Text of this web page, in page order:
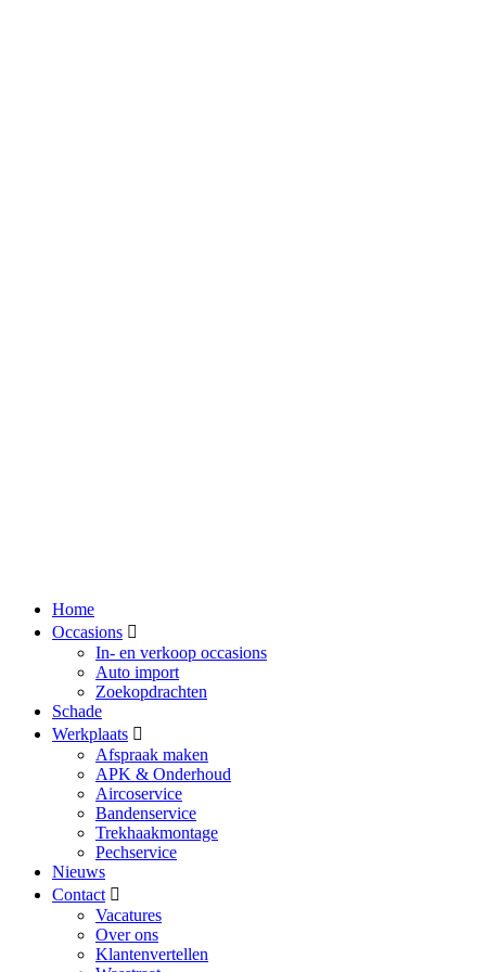
Home
Occasions
In- en verkoop occasions
Auto import
Zoekopdrachten
Schade
Werkplaats
Afspraak maken
APK & Onderhoud
Aircoservice
Bandenservice
Trekhaakmontage
Pechservice
Nieuws
Contact
Vacatures
Over ons
Klantenvertellen